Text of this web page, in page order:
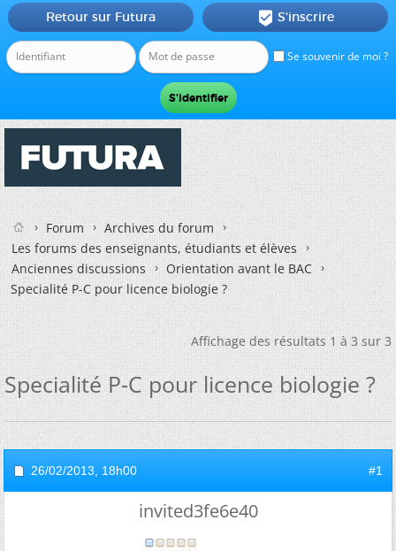
Se souvenir de moi ?
Retour sur Futura  S'inscrire
Forum
Archives du forum
Les forums des enseignants, étudiants et élèves
Anciennes discussions
Orientation avant le BAC
Specialité P-C pour licence biologie ?
Affichage des résultats 1 à 3 sur 3
Specialité P-C pour licence biologie ?
26/02/2013, 18h00 #1
invited3fe6e40